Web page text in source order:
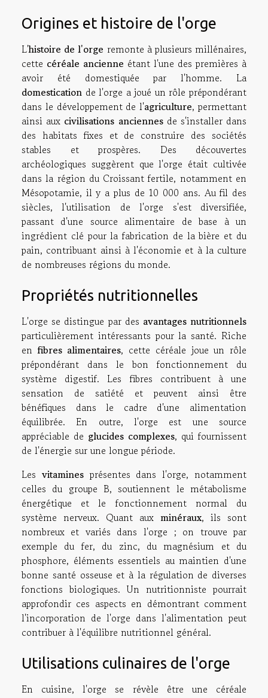
Origines et histoire de l'orge
L'histoire de l'orge remonte à plusieurs millénaires,
cette céréale ancienne étant l'une des premières à
avoir été domestiquée par l'homme. La
domestication de l'orge a joué un rôle prépondérant
dans le développement de l'agriculture, permettant
ainsi aux civilisations anciennesde s'installer dans
des habitats fixes et de construire des sociétés
stables et prospères. Des découvertes
archéologiques suggèrent que l'orge était cultivée
dans la région du Croissant fertile, notamment en
Mésopotamie, il y a plus de 10 000 ans. Au fil des
siècles, l'utilisation de l'orge s'est diversifiée,
passant d'une source alimentaire de base à un
ingrédient clé pour la fabrication de la bière et du
pain, contribuant ainsi à l'économie et à la culture
de nombreuses régions du monde.
Propriétés nutritionnelles
L'orge se distingue par des avantages nutritionnels
particulièrement intéressants pour la santé. Riche
enfibres alimentaires, cette céréale joue un rôle
prépondérant dans le bon fonctionnement du
système digestif. Les fibres contribuent à une
sensation de satiété et peuvent ainsi être
bénéfiques dans le cadre d'une alimentation
équilibrée. En outre, l'orge est une source
appréciable de glucides complexes, qui fournissent
de l'énergie sur une longue période.
Les vitaminesprésentes dans l'orge, notamment
celles du groupe B, soutiennent le métabolisme
énergétique et le fonctionnement normal du
système nerveux. Quant aux minéraux, ils sont
nombreux et variés dans l'orge ; on trouve par
exemple du fer, du zinc, du magnésium et du
phosphore, éléments essentiels au maintien d'une
bonne santé osseuse et à la régulation de diverses
fonctions biologiques. Un nutritionniste pourrait
approfondir ces aspects en démontrant comment
l'incorporation de l'orge dans l'alimentation peut
contribuer à l'équilibre nutritionnel général.
Utilisations culinaires de l'orge
En cuisine, l'orge se révèle être une céréale